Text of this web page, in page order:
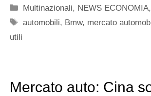
Categorie
Multinazionali, NEWS ECONOMIA,
Tag
automobili, Bmw, mercato
utili
Mercato auto: Cina